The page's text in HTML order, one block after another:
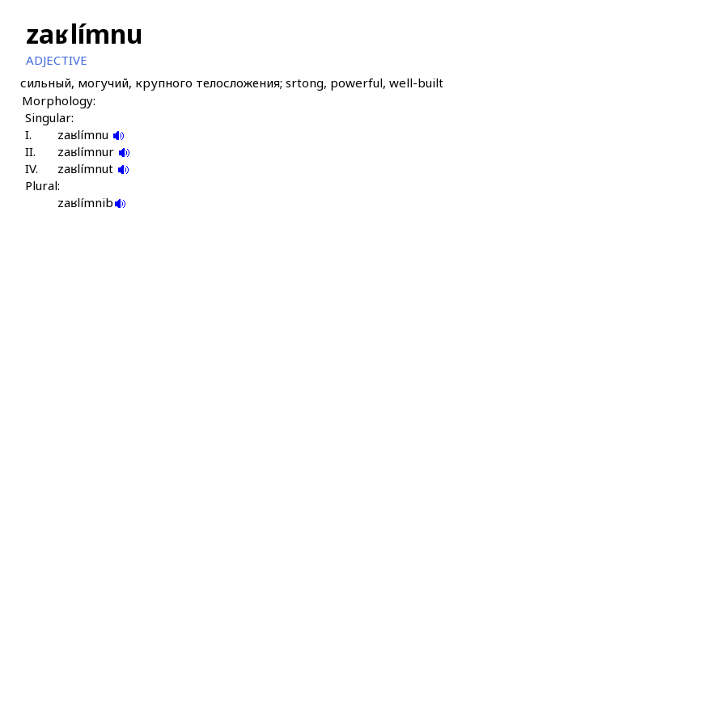
zaʁlímnu
ADJECTIVE
сильный, могучий, крупного телосложения; srtong, powerful, well-built
Morphology:
Singular:
I.
zaʁlímnu
II.
zaʁlímnur
IV.
zaʁlímnut
Plural:
zaʁlímnib